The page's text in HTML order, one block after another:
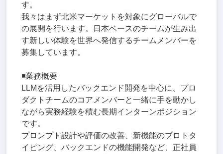
す。
我々はまず北米マーケットを対象にグローバルで
の展開を行います。日本ベースのチームが生み出
す新しい体験を世界へ発信するチームメンバーを
募集しています。
◾️業務概要
LLMを活用したバックエンド開発を中心に、プロ
ダクトチームのコアメンバーと一緒に手を動かし
ながら実務経験を積む長期インターンポジション
です。
プロンプト設計や評価の改善、新機能のプロトタ
イピング、バックエンドの機能開発など、正社員